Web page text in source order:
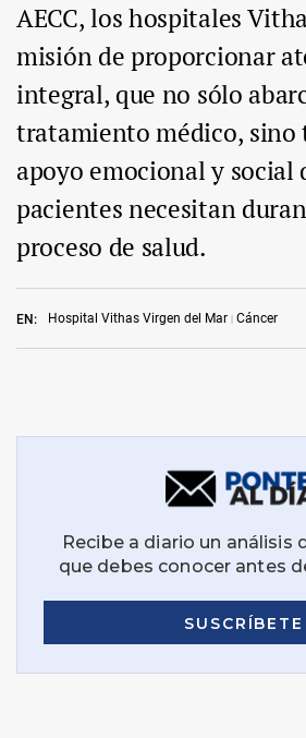
EN: Hospital Vithas Virgen del Mar Cáncer
AECC, los hospitales
misión de proporcionar
integral, que no sólo
tratamiento médico, sino
apoyo emocional y social
pacientes necesitan
proceso de salud.